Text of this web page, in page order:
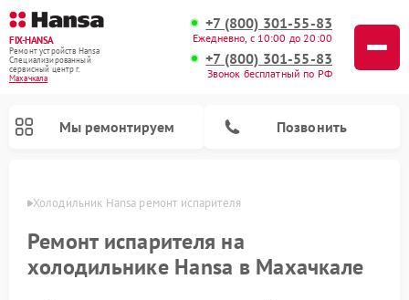
FIX-HANSA
Ремонт устройств Hansa
Специализированный
cервисный центр г.
Махачкала
+7 (800) 301-55-83
Ежедневно, с 10:00 до 20:00
+7 (800) 301-55-83
Звонок бесплатный по РФ
Мы ремонтируем Позвонить
Холодильник Hansa ремонт испарителя
Ремонт испарителя на
холодильнике Hansa в Махачкале